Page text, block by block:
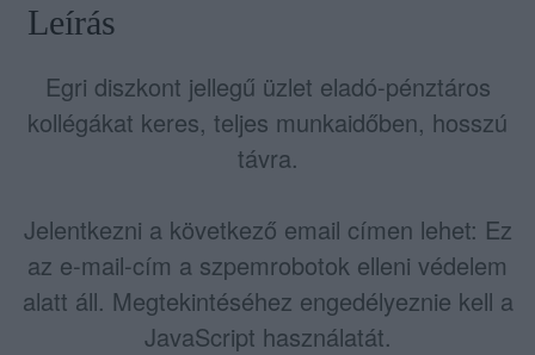
Leírás
Egri diszkont jellegű üzlet eladó-pénztáros
kollégákat keres, teljes munkaidőben, hosszú
távra.
Jelentkezni a következő email címen lehet: Ez
az e-mail-cím a szpemrobotok elleni védelem
alatt áll. Megtekintéséhez engedélyeznie kell a
JavaScript használatát.